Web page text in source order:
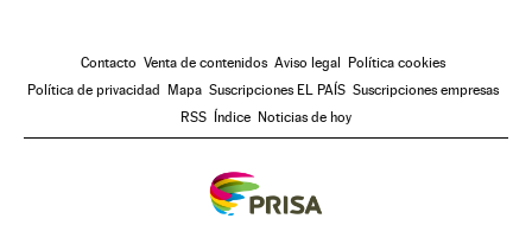
Contacto Venta de contenidos Aviso legal
Política cookies
Política de privacidad
Mapa Suscripciones EL PAÍS Suscripciones empresas
RSS
Índice Noticias de hoy